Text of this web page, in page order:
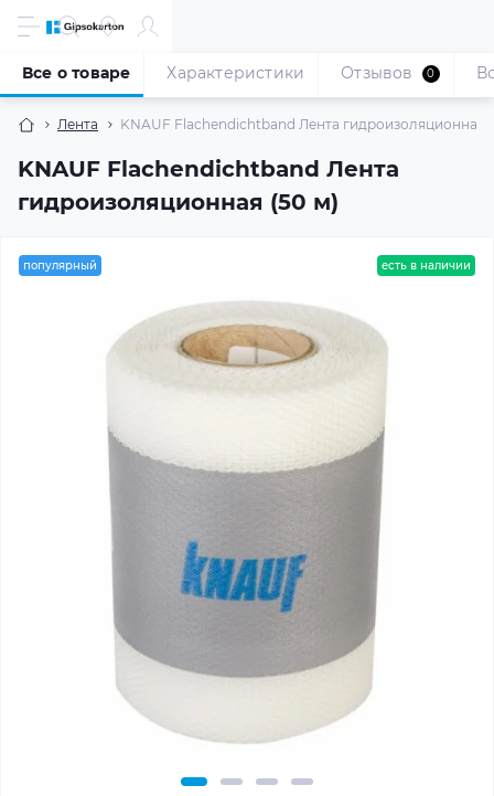
Лента KNAUF Flachendichtband Лента гидроизоляционная
KNAUF Flachendichtband Лента
гидроизоляционная (50 м)
Все о товаре Характеристики Отзывов 0
популярный есть в наличии